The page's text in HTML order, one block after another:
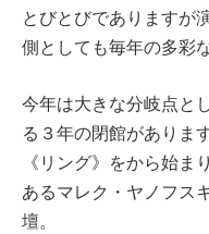
とびとびでありますが
側としても毎年の多彩
今年は大きな分岐点と
る３年の閉館がありま
《リング》をから始
あるマレク・ヤノフス
壇。